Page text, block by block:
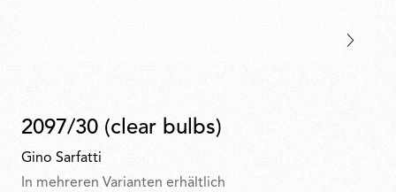
2097/30 (clear bulbs)
Gino Sarfatti
In mehreren Varianten erhältlich